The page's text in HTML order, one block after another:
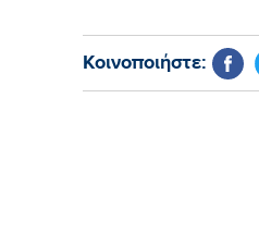
Κοινοποιήστε: